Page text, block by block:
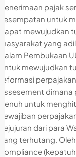
penerimaan pajak
kesempatan untuk
dapat mewujudkan
masyarakat yang
dalam Pembukaan
untuk mewujudkan
reformasi
assesement
penuh untuk
kewajiban
kejujuran dari para
yang terhutang.
compliance